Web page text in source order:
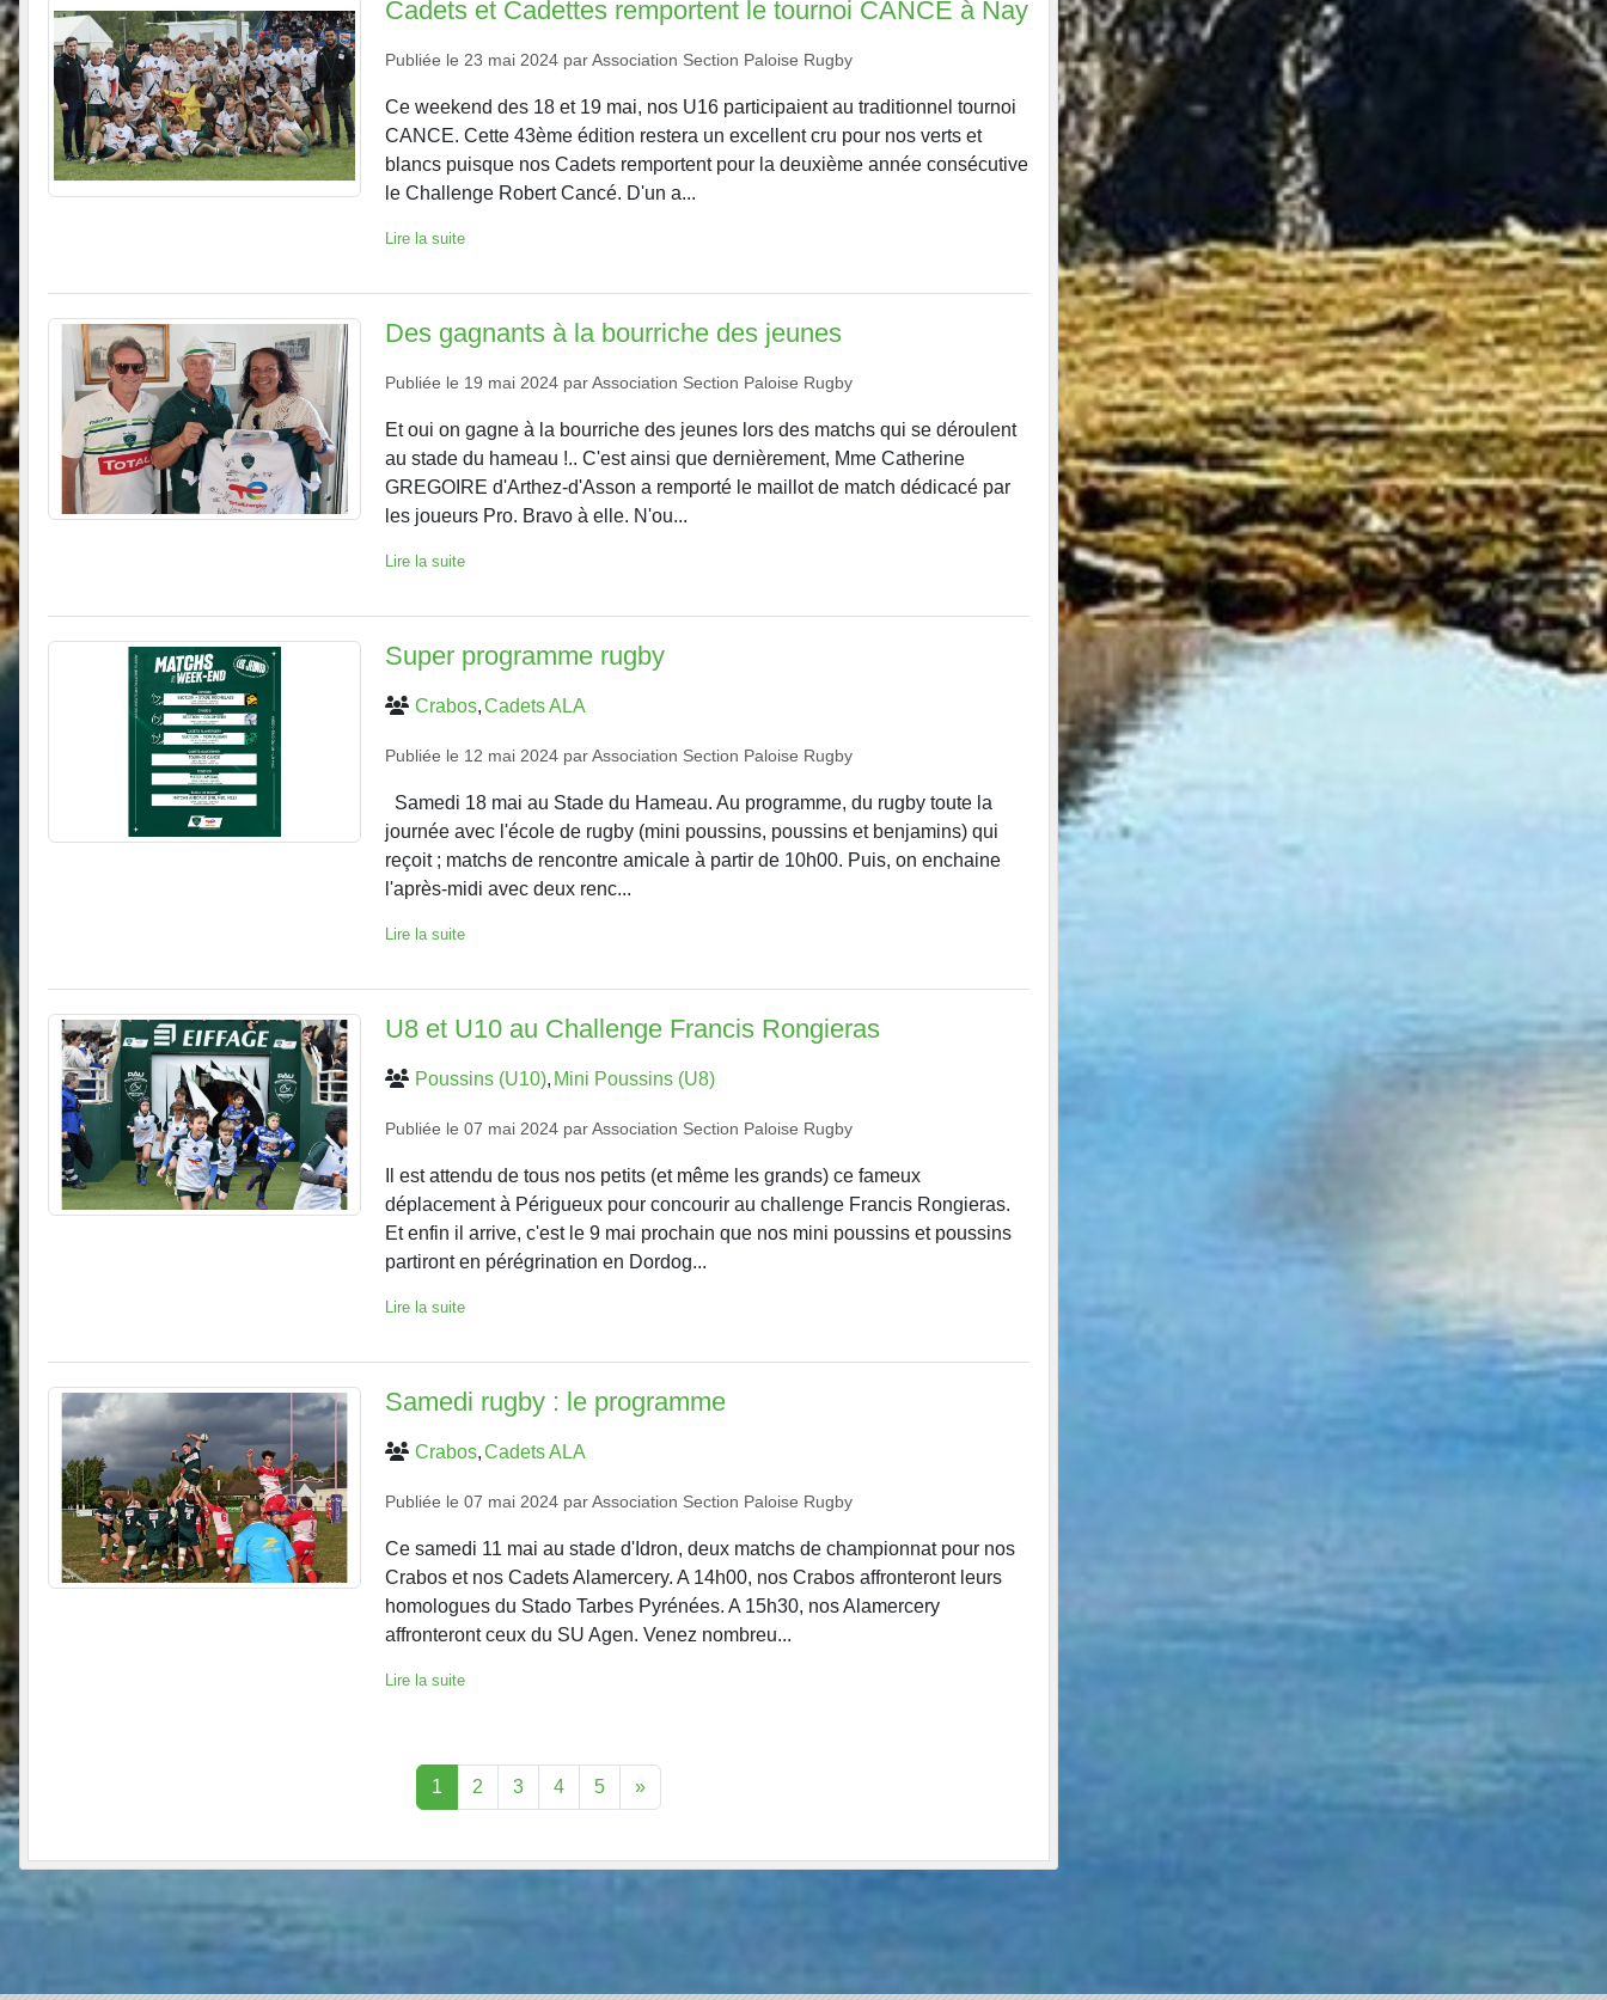
Cadets et Cadettes remportent le tournoi CANCE à Nay
Publiée le 23 mai 2024parAssociation Section Paloise Rugby
Ce weekend des 18 et 19 mai, nos U16 participaient au traditionnel tournoi
CANCE. Cette 43ème édition restera un excellent cru pour nos verts et
blancs puisque nos Cadets remportent pour la deuxième année consécutive
le Challenge Robert Cancé. D'un a...
Lire la suite
Des gagnants à la bourriche des jeunes
Publiée le 19 mai 2024parAssociation Section Paloise Rugby
Et oui on gagne à la bourriche des jeunes lors des matchs qui se déroulent
au stade du hameau !.. C'est ainsi que dernièrement, Mme Catherine
GREGOIRE d'Arthez-d'Asson a remporté le maillot de match dédicacé par
les joueurs Pro. Bravo à elle. N'ou...
Lire la suite
Super programme rugby
Crabos Cadets ALA
Publiée le 12 mai 2024parAssociation Section Paloise Rugby
Samedi 18 mai au Stade du Hameau. Au programme, du rugby toute la
journée avec l'école de rugby (mini poussins, poussins et benjamins) qui
reçoit ; matchs de rencontre amicale à partir de 10h00. Puis, on enchaine
l'après-midi avec deux renc...
Lire la suite
U8 et U10 au Challenge Francis Rongieras
Poussins (U10) Mini Poussins (U8)
Publiée le 07 mai 2024parAssociation Section Paloise Rugby
Il est attendu de tous nos petits (et même les grands) ce fameux
déplacement à Périgueux pour concourir au challenge Francis Rongieras.
Et enfin il arrive, c'est le 9 mai prochain que nos mini poussins et poussins
partiront en pérégrination en Dordog...
Lire la suite
Samedi rugby : le programme
Crabos Cadets ALA
Publiée le 07 mai 2024parAssociation Section Paloise Rugby
Ce samedi 11 mai au stade d'Idron, deux matchs de championnat pour nos
Crabos et nos Cadets Alamercery. A 14h00, nos Crabos affronteront leurs
homologues du Stado Tarbes Pyrénées. A 15h30, nos Alamercery
affronteront ceux du SU Agen. Venez nombreu...
Lire la suite
1 2 3 4 5 »